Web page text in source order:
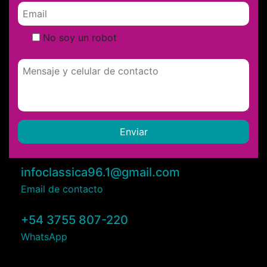
No soy un robot
infoclassica96.1@gmail.com
Email de contacto
+54 3755 807-220
WhatsApp